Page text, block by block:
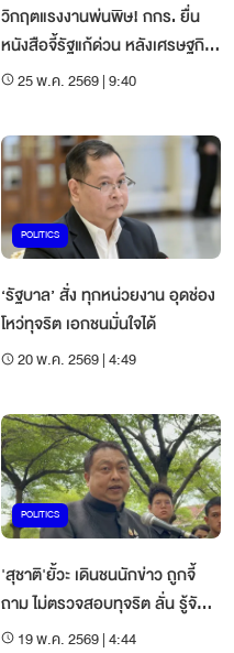
วิกฤตแรงงานพ่นพิษ! กกร. ยื่น
หนังสือจี้รัฐแก้ด่วน หลังเศรษฐกิจ
สะดุด25 พ.ค. 2569 | 9:40
POLITICS
‘รัฐบาล’ สั่ง ทุกหน่วยงาน อุดช่อง
โหว่ทุจริต เอกชนมั่นใจได้
20 พ.ค. 2569 | 4:49
POLITICS
'สุชาติ'ยั้วะ เดินชนนักข่าว ถูกจี้
ถาม ไม่ตรวจสอบทุจริต ลั่น รู้จักกู
น้อยไป
19 พ.ค. 2569 | 4:44